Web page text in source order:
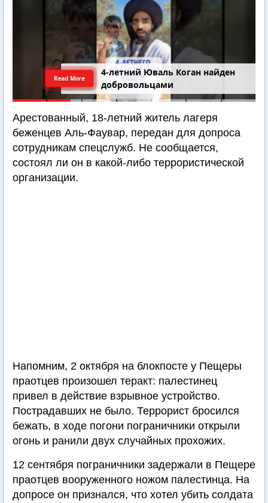
4-летний Юваль Коган найден
добровольцами
Read More
Арестованный, 18-летний житель лагеря
беженцев Аль-Фаувар, передан для допроса
сотрудникам спецслужб. Не сообщается,
состоял ли он в какой-либо террористической
организации.
Напомним, 2 октября на блокпосте у Пещеры
праотцев произошел теракт: палестинец
привел в действие взрывное устройство.
Пострадавших не было. Террорист бросился
бежать, в ходе погони пограничники открыли
огонь и ранили двух случайных прохожих.
12 сентября пограничники задержали в Пещере
праотцев вооруженного ножом палестинца. На
допросе он признался, что хотел убить солдата